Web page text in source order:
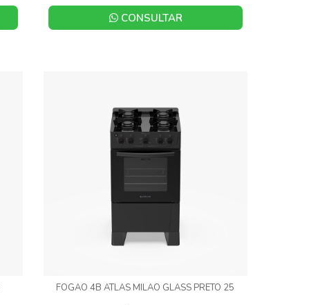
CONSULTAR
FOGAO 4B ATLAS MILAO GLASS PRETO 25